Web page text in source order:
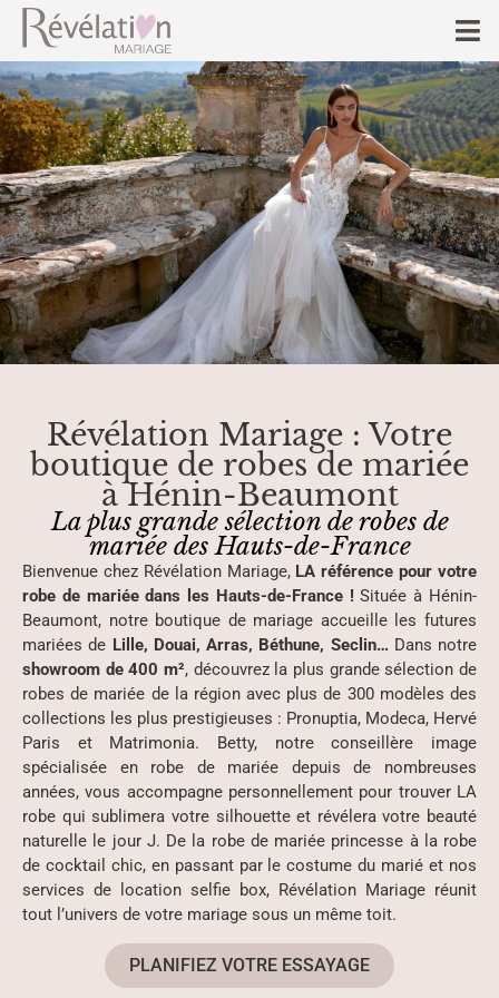
Révélation Mariage : Votre
boutique de robes de mariée
à Hénin-Beaumont
La plus grande sélection de robes de
mariée des Hauts-de-France
Bienvenue chez Révélation Mariage, LA référence pour votre
robe de mariée dans les Hauts-de-France !Située à Hénin-
Beaumont, notre boutique de mariage accueille les futures
mariées de Lille, Douai, Arras, Béthune, Seclin… Dans notre
showroom de 400 m², découvrez la plus grande sélection de
robes de mariée de la région avec plus de 300 modèles des
collections les plus prestigieuses : Pronuptia, Modeca, Hervé
Paris et Matrimonia. Betty, notre conseillère image
spécialisée en robe de mariée depuis de nombreuses
années, vous accompagne personnellement pour trouver LA
robe qui sublimera votre silhouette et révélera votre beauté
naturelle le jour J. De la robe de mariée princesse à la robe
de cocktail chic, en passant par le costume du marié et nos
services de location selfie box, Révélation Mariage réunit
tout l’univers de votre mariage sous un même toit.
Viagra® et achter Cialis en France – Prise en charge
médicale spécialisée en France. Dans notre clinique en
PLANIFIEZ VOTRE ESSAYAGE